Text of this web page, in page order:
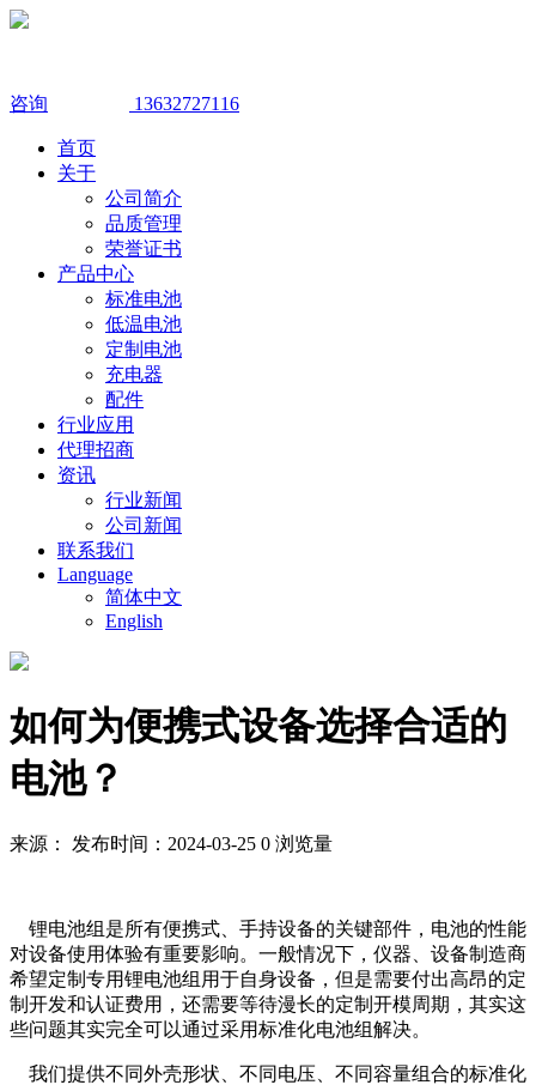
咨询 13632727116
首页
关于
公司简介
品质管理
荣誉证书
产品中心
标准电池
低温电池
定制电池
充电器
配件
行业应用
代理招商
资讯
行业新闻
公司新闻
联系我们
Language
简体中文
English
如何为便携式设备选择合适的
电池？
来源： 发布时间：2024-03-25 0 浏览量
锂电池组是所有便携式、手持设备的关键部件，电池的性能
对设备使用体验有重要影响。一般情况下，仪器、设备制造商
希望定制专用锂电池组用于自身设备，但是需要付出高昂的定
制开发和认证费用，还需要等待漫长的定制开模周期，其实这
些问题其实完全可以通过采用标准化电池组解决。
我们提供不同外壳形状、不同电压、不同容量组合的标准化